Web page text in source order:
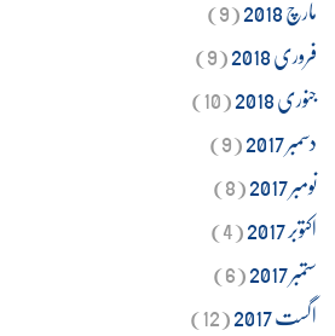
فروری 2018
(9)
جنوری 2018
(10)
دسمبر 2017
(9)
نومبر 2017
(8)
اکتوبر 2017
(4)
ستمبر 2017
(6)
اگست 2017
(12)